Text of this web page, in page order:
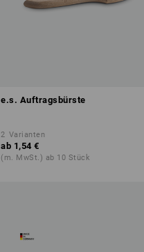
e.s. Auftragsbürste
2 Varianten
ab 1,54 €
(m. MwSt.) ab 10 Stück